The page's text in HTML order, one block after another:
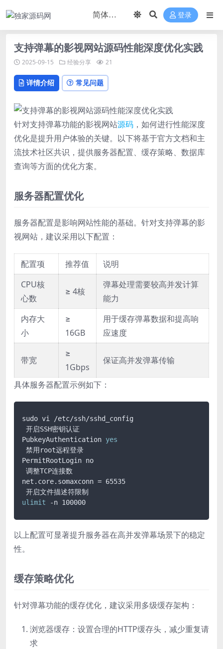
登录
支持弹幕的影视网站源码性能深度优化实践
2025-09-15 经验分享 21
详情介绍 常见问题
针对支持弹幕功能的影视网站源码 ，如何进行性能深度
优化是提升用户体验的关键。以下将基于官方文档和主
流技术社区共识，提供服务器配置、缓存策略、数据库
查询等方面的优化方案。
服务器配置优化
服务器配置是影响网站性能的基础。针对支持弹幕的影
视网站，建议采用以下配置：
配置项 推荐值
说明
CPU核
心数
≥ 4核
弹幕处理需要较高并发计算
能力
内存大
小
≥
16GB
用于缓存弹幕数据和提高响
应速度
带宽
≥
1Gbps
保证高并发弹幕传输
具体服务器配置示例如下：
sudo vi /etc/ssh/sshd_config
开启SSH密钥认证
PubkeyAuthentication yes
禁用root远程登录
PermitRootLogin no
调整TCP连接数
net.core.somaxconn = 65535
ulimit -n 100000
以上配置可显著提升服务器在高并发弹幕场景下的稳定
性。
缓存策略优化
针对弹幕功能的缓存优化，建议采用多级缓存架构：
浏览器缓存：设置合理的HTTP缓存头，减少重复请
求